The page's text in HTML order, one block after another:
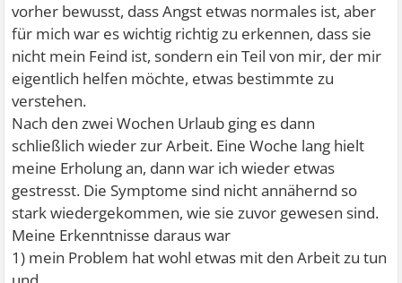
vorher bewusst, dass Angst etwas normales ist, aber
für mich war es wichtig richtig zu erkennen, dass sie
nicht mein Feind ist, sondern ein Teil von mir, der mir
eigentlich helfen möchte, etwas bestimmte zu
verstehen.
Nach den zwei Wochen Urlaub ging es dann
schließlich wieder zur Arbeit. Eine Woche lang hielt
meine Erholung an, dann war ich wieder etwas
gestresst. Die Symptome sind nicht annähernd so
stark wiedergekommen, wie sie zuvor gewesen sind.
Meine Erkenntnisse daraus war
1) mein Problem hat wohl etwas mit den Arbeit zu tun